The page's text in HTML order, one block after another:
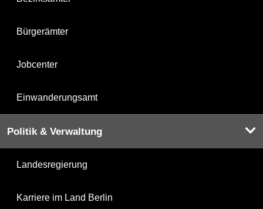
Bürgerämter
Jobcenter
Einwanderungsamt
Politik & Verwaltung
Landesregierung
Karriere im Land Berlin